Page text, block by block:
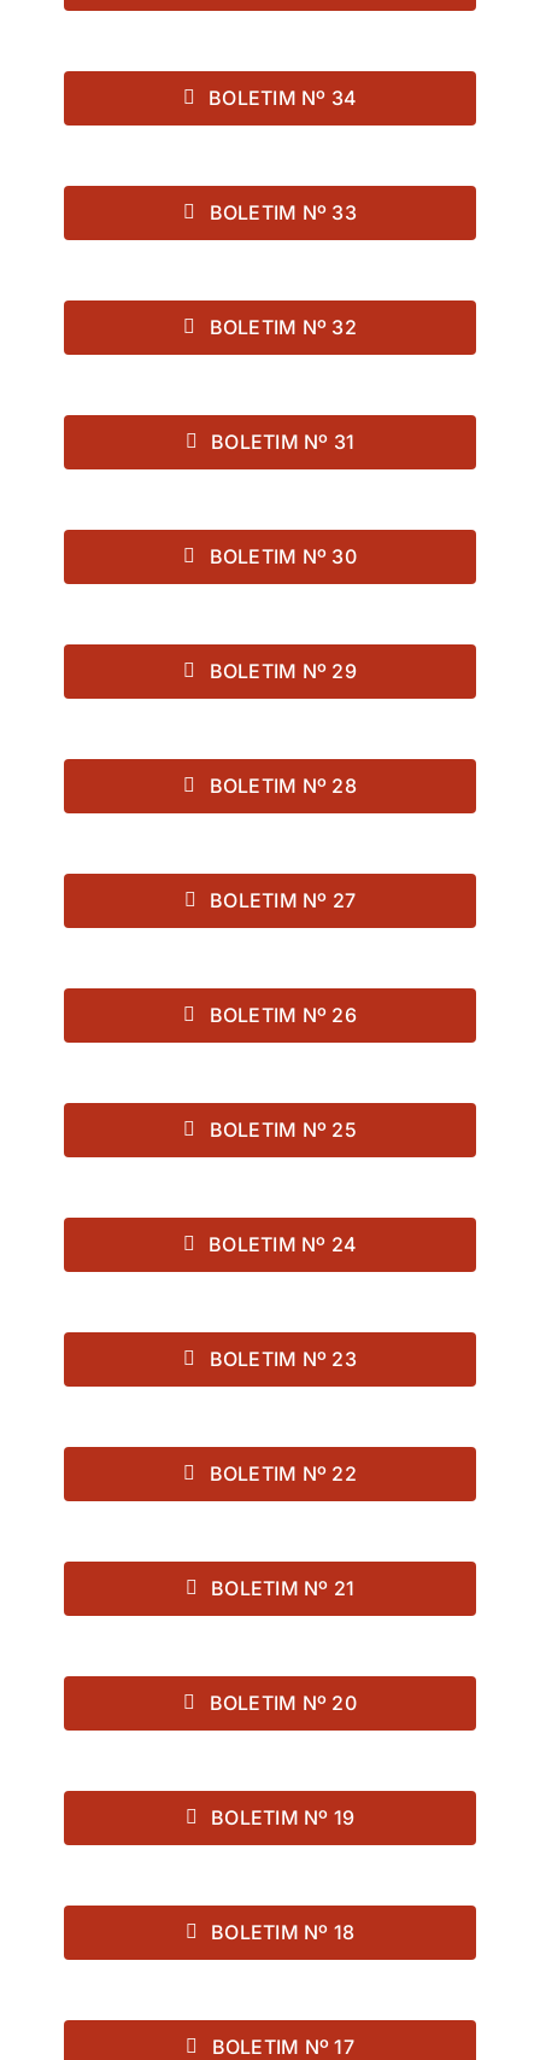
BOLETIM Nº 34
BOLETIM Nº 33
BOLETIM Nº 32
BOLETIM Nº 31
BOLETIM Nº 30
BOLETIM Nº 29
BOLETIM Nº 28
BOLETIM Nº 27
BOLETIM Nº 26
BOLETIM Nº 25
BOLETIM Nº 24
BOLETIM Nº 23
BOLETIM Nº 22
BOLETIM Nº 21
BOLETIM Nº 20
BOLETIM Nº 19
BOLETIM Nº 18
BOLETIM Nº 17